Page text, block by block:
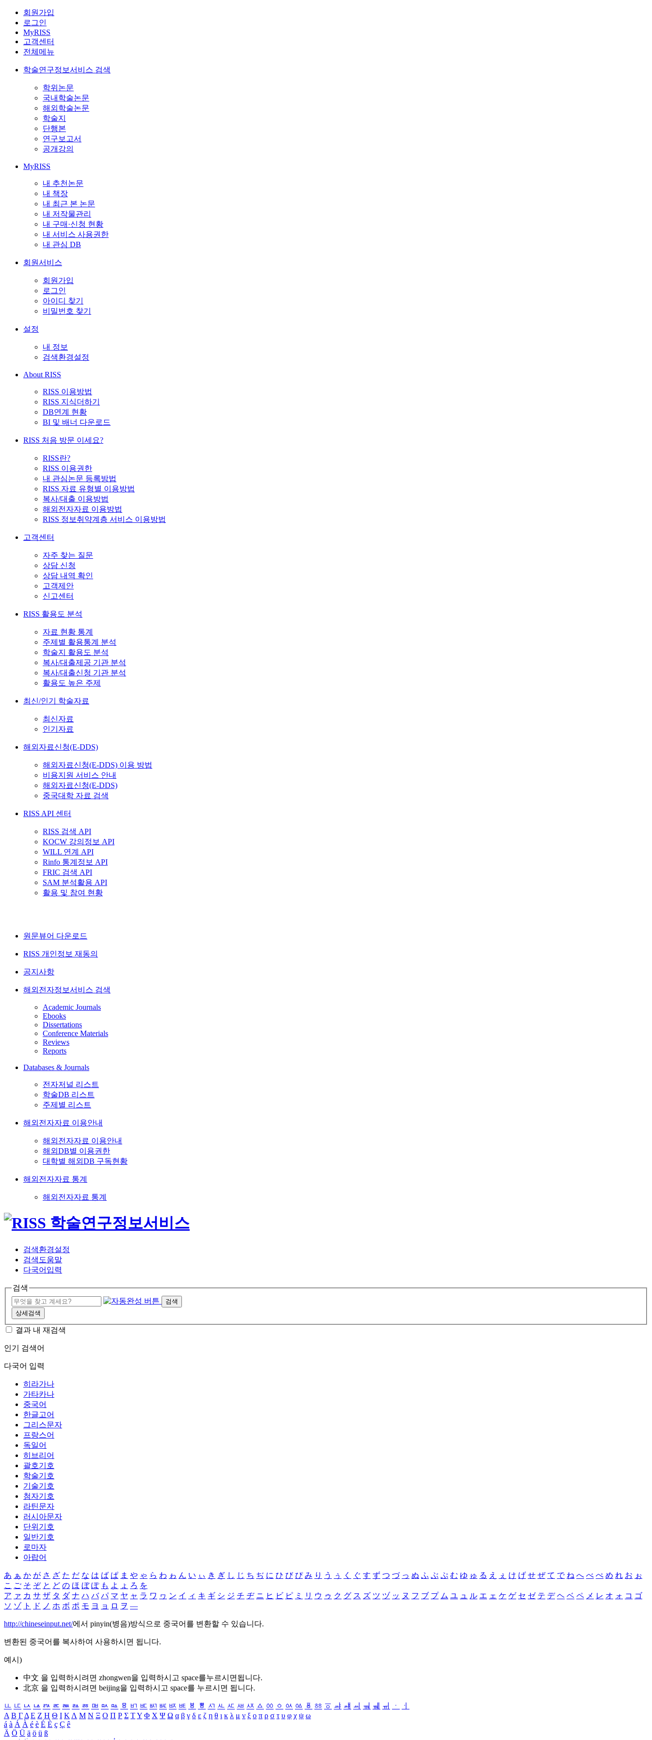
회원가입
로그인
MyRISS
고객센터
전체메뉴
학술연구정보서비스 검색
학위논문
국내학술논문
해외학술논문
학술지
단행본
연구보고서
공개강의
MyRISS
내 추천논문
내 책장
내 최근 본 논문
내 저작물관리
내 구매·신청 현황
내 서비스 사용권한
내 관심 DB
회원서비스
회원가입
로그인
아이디 찾기
비밀번호 찾기
설정
내 정보
검색환경설정
About RISS
RISS 이용방법
RISS 지식더하기
DB연계 현황
BI 및 배너 다운로드
RISS 처음 방문 이세요?
RISS란?
RISS 이용권한
내 관심논문 등록방법
RISS 자료 유형별 이용방법
복사/대출 이용방법
해외전자자료 이용방법
RISS 정보취약계층 서비스 이용방법
고객센터
자주 찾는 질문
상담 신청
상담 내역 확인
고객제안
신고센터
RISS 활용도 분석
자료 현황 통계
주제별 활용통계 분석
학술지 활용도 분석
복사/대출제공 기관 분석
복사/대출신청 기관 분석
활용도 높은 주제
최신/인기 학술자료
최신자료
인기자료
해외자료신청(E-DDS)
해외자료신청(E-DDS) 이용 방법
비용지원 서비스 안내
해외자료신청(E-DDS)
중국대학 자료 검색
RISS API 센터
RISS 검색 API
KOCW 강의정보 API
WILL 연계 API
Rinfo 통계정보 API
FRIC 검색 API
SAM 분석활용 API
활용 및 참여 현황
원문뷰어 다운로드
RISS 개인정보 재동의
공지사항
해외전자정보서비스 검색
Academic Journals
Ebooks
Dissertations
Conference Materials
Reviews
Reports
Databases & Journals
전자저널 리스트
학술DB 리스트
주제별 리스트
해외전자자료 이용안내
해외전자자료 이용안내
해외DB별 이용권한
대학별 해외DB 구독현황
해외전자자료 통계
해외전자자료 통계
검색환경설정
검색도움말
다국어입력
검색
검색
상세검색
결과 내 재검색
인기 검색어
다국어 입력
히라가나
가타카나
중국어
한글고어
그리스문자
프랑스어
독일어
히브리어
괄호기호
학술기호
기술기호
첨자기호
라틴문자
러시아문자
단위기호
일반기호
로마자
아랍어
あ ぁ か が さ ざ た だ な は ば ぱ ま や ゃ ら わ ゎ ん い ぃ き ぎ し じ ち ぢ に ひ び ぴ み り う ぅ く ぐ す ず つ づ っ ぬ ふ ぶ ぷ む ゆ ゅ る え ぇ け げ せ ぜ て で ね へ べ ぺ め れ お ぉ
こ ご そ ぞ と ど の ほ ぼ ぽ も よ ょ ろ を
ア ァ カ サ ザ タ ダ ナ ハ バ パ マ ヤ ャ ラ ワ ヮ ン イ ィ キ ギ シ ジ チ ヂ ニ ヒ ビ ピ ミ リ ウ ゥ ク グ ス ズ ツ ヅ ッ ヌ フ ブ プ ム ユ ュ ル エ ェ ケ ゲ セ ゼ テ デ ヘ ベ ペ メ レ オ ォ コ ゴ
ソ ゾ ト ド ノ ホ ボ ポ モ ヨ ョ ロ ヲ ―
http://chineseinput.net/에서 pinyin(병음)방식으로 중국어를 변환할 수 있습니다.
변환된 중국어를 복사하여 사용하시면 됩니다.
예시)
中文 을 입력하시려면 zhongwen을 입력하시고 space를누르시면됩니다.
北京 을 입력하시려면 beijing을 입력하시고 space를 누르시면 됩니다.
ㅥ ㅦ ㅧ ㅨ ㅩ ㅪ ㅫ ㅬ ㅭ ㅮ ㅯ ㅰ ㅱ ㅲ ㅳ ㅴ ㅵ ㅶ ㅷ ㅸ ㅹ ㅺ ㅻ ㅼ ㅽ ㅾ ㅿ ㆀ ㆁ ㆂ ㆃ ㆄ ㆅ ㆆ ㆇ ㆈ ㆉ ㆊ ㆋ ㆌ ㆍ
ㆎ
Α Β ΓΔ Ε Ζ Η Θ Ι ΚΛ Μ Ν Ξ Ο Π Ρ Σ ΤΥ Φ Χ Ψ Ω α β γ δ ε ζ η θ ι κ λ μ ν ξ ο π ρ σ τ υ φ χ ψ ω
á à Á À é è É È ç Ç ê
Ä Ö Ü ä ö ü ß